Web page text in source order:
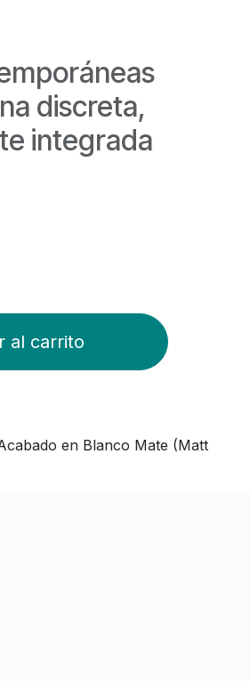
discreta,
integrada
al carrito
en Blanco Mate (Matt